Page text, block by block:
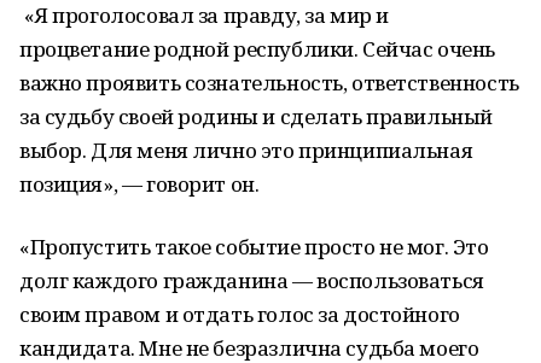
«Я проголосовал за правду, за мир и
процветание родной республики. Сейчас очень
важно проявить сознательность, ответственность
за судьбу своей родины и сделать правильный
выбор. Для меня лично это принципиальная
позиция», — говорит он.
«Пропустить такое событие просто не мог. Это
долг каждого гражданина — воспользоваться
своим правом и отдать голос за достойного
кандидата. Мне не безразлична судьба моего